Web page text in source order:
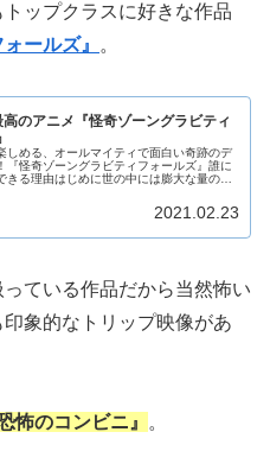
ップクラスに好きな作品
ールズ』 。
のアニメ『怪奇ゾーングラビティ
しめる、オールマイティで面白い奇跡のデ
『怪奇ゾーングラビティフォールズ』誰に
きる理由はじめに世の中には膨大な量の映
2021.02.23
ている作品だから当然怖い
象的なトリップ映像があ
怖のコンビニ』 。